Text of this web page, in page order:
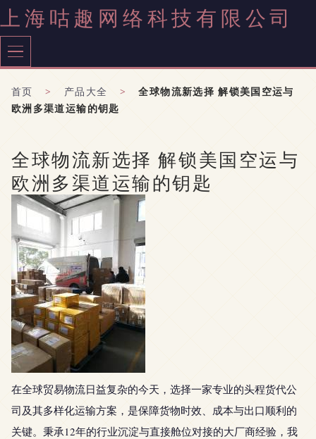
上海咕趣网络科技有限公司
首页 > 产品大全 >
全球物流新选择 解锁美国空运与
欧洲多渠道运输的钥匙
全球物流新选择 解锁美国空运与
欧洲多渠道运输的钥匙
在全球贸易物流日益复杂的今天，选择一家专业的头程货代公
司及其多样化运输方案，是保障货物时效、成本与出口顺利的
关键。秉承12年的行业沉淀与直接舱位对接的大厂商经验，我